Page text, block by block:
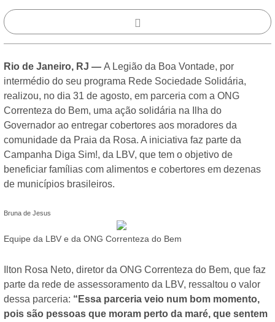
Rio de Janeiro, RJ — A Legião da Boa Vontade, por
intermédio do seu programa Rede Sociedade Solidária,
realizou, no dia 31 de agosto, em parceria com a ONG
Correnteza do Bem, uma ação solidária na Ilha do
Governador ao entregar cobertores aos moradores da
comunidade da Praia da Rosa. A iniciativa faz parte da
Campanha Diga Sim!, da LBV, que tem o objetivo de
beneficiar famílias com alimentos e cobertores em dezenas
de municípios brasileiros.
Bruna de Jesus
Equipe da LBV e da ONG Correnteza do Bem
Ilton Rosa Neto, diretor da ONG Correnteza do Bem, que faz
parte da rede de assessoramento da LBV, ressaltou o valor
dessa parceria: “Essa parceria veio num bom momento,
pois são pessoas que moram perto da maré, que sentem